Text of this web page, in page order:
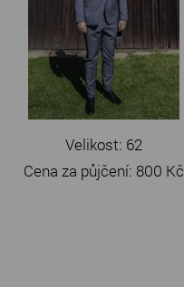
Velikost: 62
Cena za půjčení: 800 Kč